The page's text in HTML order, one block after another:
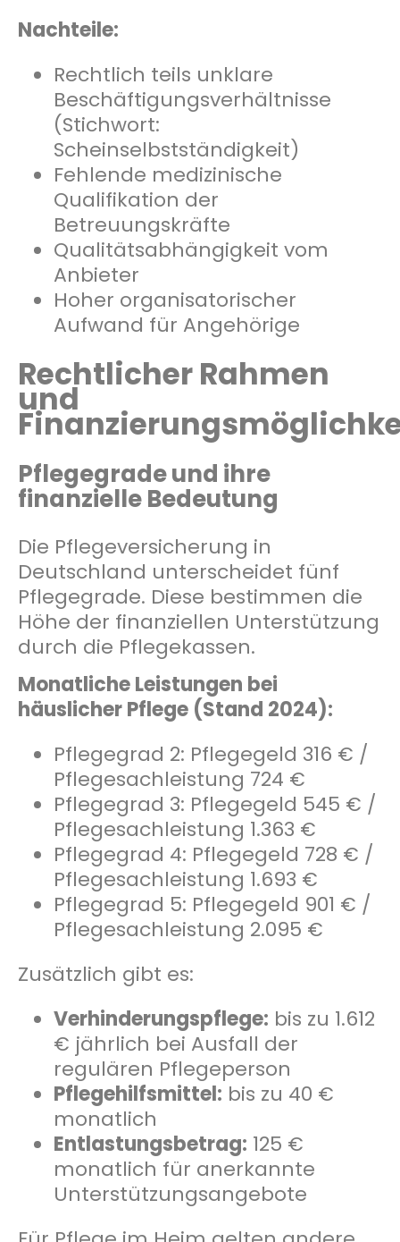
Nachteile:
Rechtlich teils unklare
Beschäftigungsverhältnisse
(Stichwort:
Scheinselbstständigkeit)
Fehlende medizinische
Qualifikation der
Betreuungskräfte
Qualitätsabhängigkeit vom
Anbieter
Hoher organisatorischer
Aufwand für Angehörige
Rechtlicher Rahmen
und
Pflegegrade und ihre
finanzielle Bedeutung
Die Pflegeversicherung in
Deutschland unterscheidet fünf
Pflegegrade. Diese bestimmen die
Höhe der finanziellen Unterstützung
durch die Pflegekassen.
Monatliche Leistungen bei
häuslicher Pflege (Stand 2024):
Pflegegrad 2: Pflegegeld 316 € /
Pflegesachleistung 724 €
Pflegegrad 3: Pflegegeld 545 € /
Pflegesachleistung 1.363 €
Pflegegrad 4: Pflegegeld 728 € /
Pflegesachleistung 1.693 €
Pflegegrad 5: Pflegegeld 901 € /
Pflegesachleistung 2.095 €
Zusätzlich gibt es:
Verhinderungspflege: bis zu 1.612
€ jährlich bei Ausfall der
regulären Pflegeperson
Pflegehilfsmittel: bis zu 40 €
monatlich
Entlastungsbetrag: 125 €
monatlich für anerkannte
Unterstützungsangebote